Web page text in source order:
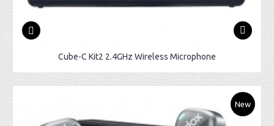
Cube-C Kit2 2.4GHz Wireless Microphone
New